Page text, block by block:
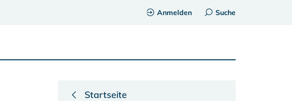
Anmelden Suche
Startseite